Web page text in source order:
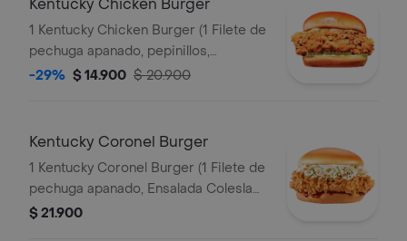
Kentucky Chicken Burger
1 Kentucky Chicken Burger (1 Filete de
pechuga apanado, pepinillos,
mayonesa premium y mantequilla)
-29% $ 14.900 $ 20.900
Kentucky Coronel Burger
1 Kentucky Coronel Burger (1 Filete de
pechuga apanado, Ensalada Coleslaw,
BBQ y mantequilla)
$ 21.900